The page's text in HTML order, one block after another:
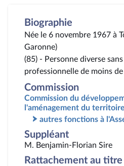
Biographie
Née le 6 novembre 1967 à
Garonne)
(85) - Personne diverse
professionnelle de moins
Commission
Commission du
l'aménagement du territoire
autres fonctions à
Suppléant
M. Benjamin-Florian Sire
Rattachement au